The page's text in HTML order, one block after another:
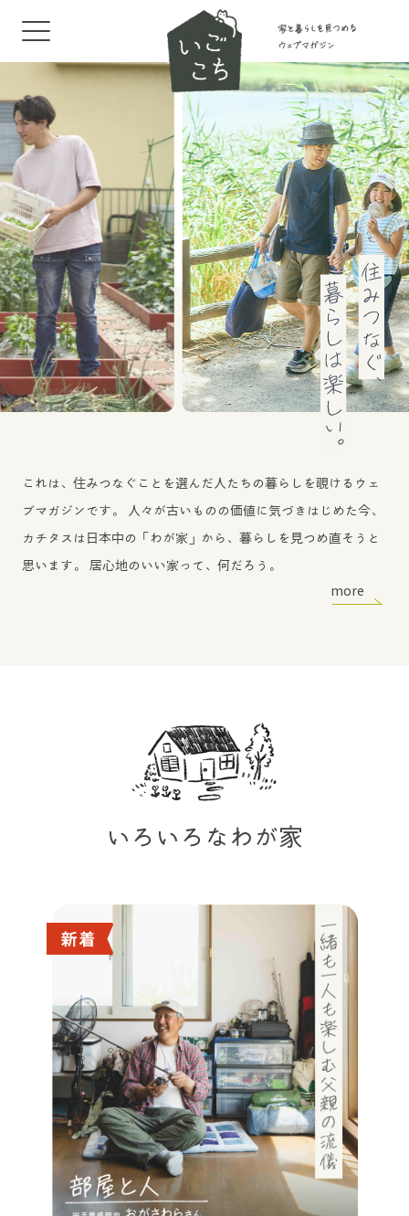
これは、住みつなぐことを選んだ人たちの暮らしを覗けるウェ
ブマガジンです。 人々が古いものの価値に気づきはじめた今、
カチタスは日本中の「わが家」から、暮らしを見つめ直そうと
思います。 居心地のいい家って、何だろう。
more
いろいろなわが家